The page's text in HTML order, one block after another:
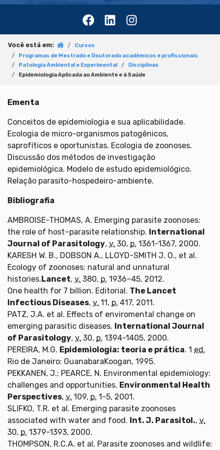
Você está em:
Cursos
Programas de Mestrado e Doutorado acadêmicos e profissionais
Patologia Ambiental e Experimental
Disciplinas
Epidemiologia Aplicada ao Ambiente e à Saúde
Ementa
Conceitos de epidemiologia e sua aplicabilidade.
Ecologia de micro-organismos patogênicos,
saprofíticos e oportunistas. Ecologia de zoonoses.
Discussão dos métodos de investigação
epidemiológica. Modelo de estudo epidemiológico.
Relação parasito-hospedeiro-ambiente.
Bibliografia
AMBROISE-THOMAS, A. Emerging parasite zoonoses:
the role of host–parasite relationship. International
Journal of Parasitology, v. 30, p. 1361-1367, 2000.
KARESH W. B., DOBSON A., LLOYD-SMITH J. O., et al.
Ecology of zoonoses: natural and unnatural
histories.Lancet, v. 380, p. 1936–45, 2012.
One health for 7 billion. Editorial. The Lancet
Infectious Diseases, v. 11, p. 417, 2011.
PATZ, J.A. et al. Effects of enviromental change on
emerging parasitic diseases. International Journal
of Parasitology, v. 30, p. 1394-1405, 2000.
PEREIRA, M.G. Epidemiologia: teoria e prática. 1 ed.
Rio de Janeiro: GuanabaraKoogan, 1995.
PEKKANEN, J.; PEARCE, N. Environmental epidemiology:
challenges and opportunities. Environmental Health
Perspectives, v. 109, p. 1-5, 2001.
SLIFKO, T.R. et al. Emerging parasite zoonoses
associated with water and food. Int. J. Parasitol., v.
30, p. 1379-1393, 2000.
THOMPSON, R.C.A. et al. Parasite zoonoses and wildlife: